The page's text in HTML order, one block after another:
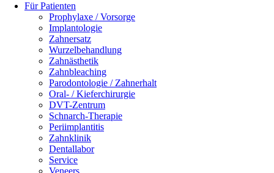
Für Patienten
Prophylaxe / Vorsorge
Implantologie
Zahnersatz
Wurzelbehandlung
Zahnästhetik
Zahnbleaching
Parodontologie / Zahnerhalt
Oral- / Kieferchirurgie
DVT-Zentrum
Schnarch-Therapie
Periimplantitis
Zahnklinik
Dentallabor
Service
Veneers